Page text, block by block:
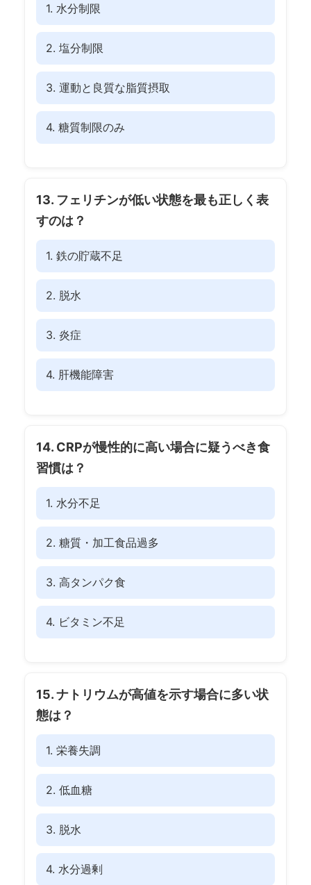
1. 水分制限
2. 塩分制限
3. 運動と良質な脂質摂取
4. 糖質制限のみ
13. フェリチンが低い状態を最も正しく表
すのは？
1. 鉄の貯蔵不足
2. 脱水
3. 炎症
4. 肝機能障害
14. CRPが慢性的に高い場合に疑うべき食
習慣は？
1. 水分不足
2. 糖質・加工食品過多
3. 高タンパク食
4. ビタミン不足
15. ナトリウムが高値を示す場合に多い状
態は？
1. 栄養失調
2. 低血糖
3. 脱水
4. 水分過剰